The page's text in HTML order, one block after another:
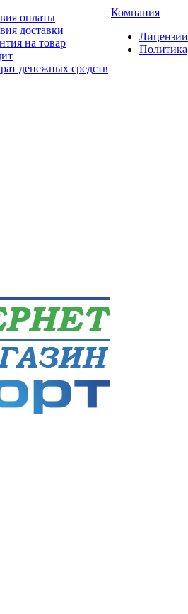
оплаты
доставки
на товар
денежных средств
Компания
Лицензии
Политика